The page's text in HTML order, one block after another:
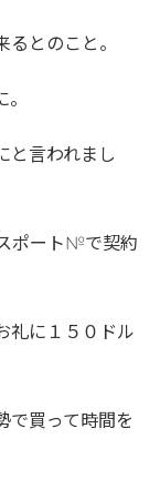
とのこと。
と言われまし
ポート№で契約
礼に１５０ドル
で買って時間を